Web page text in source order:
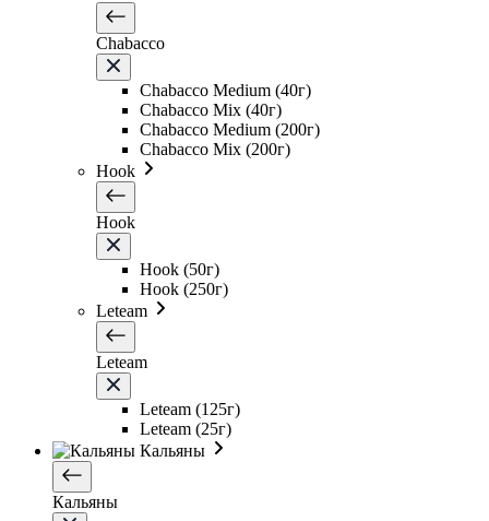
Chabacco
Chabacco Medium (40г)
Chabacco Mix (40г)
Chabacco Medium (200г)
Chabacco Mix (200г)
Hook
Hook
Hook (50г)
Hook (250г)
Leteam
Leteam
Leteam (125г)
Leteam (25г)
Кальяны
Кальяны